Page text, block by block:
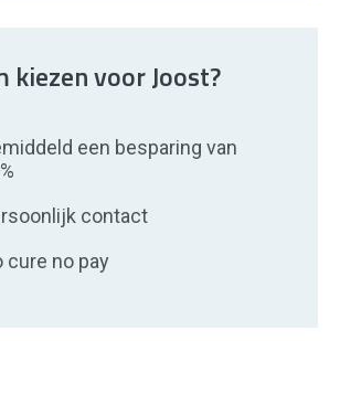
kiezen voor Joost?
een besparing van
contact
cure no pay